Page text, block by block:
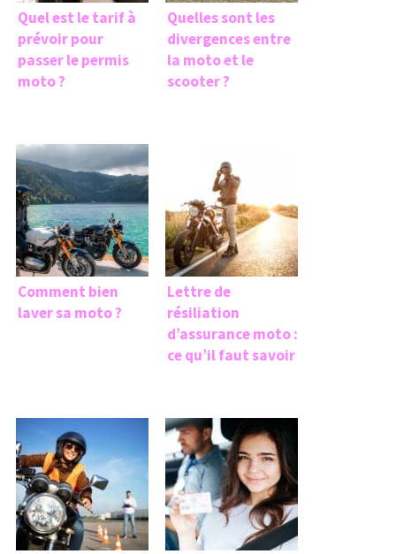
Quel est le tarif à
prévoir pour
passer le permis
moto ?
Quelles sont les
divergences entre
la moto et le
scooter ?
Comment bien
laver sa moto ?
Lettre de
résiliation
d’assurance moto :
ce qu’il faut savoir